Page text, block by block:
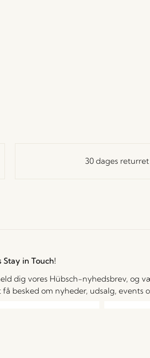
30 dages returret
Stay in Touch!
dig vores Hübsch-nyhedsbrev, og
få besked om nyheder, udsalg, events